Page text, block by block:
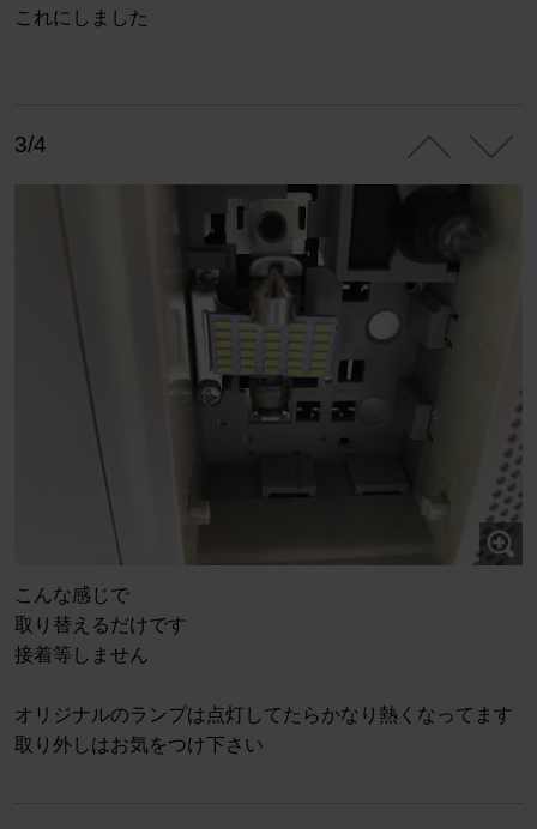
これにしました
3/4
こんな感じで
取り替えるだけです
接着等しません
オリジナルのランプは点灯してたらかなり熱くなってます
取り外しはお気をつけ下さい